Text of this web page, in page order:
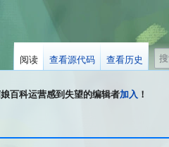
百科运营感到失望的编辑者加入 ！
阅读 查看源代码 查看历史
搜
索